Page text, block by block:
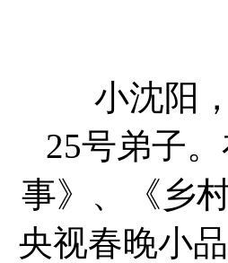
小沈阳，
25号弟子
事》、《乡
央视春晚小